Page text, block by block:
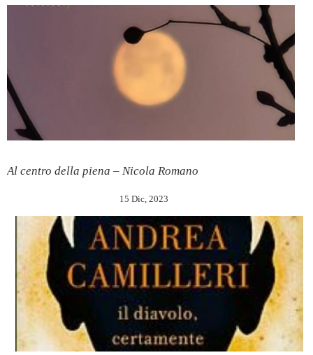
Al centro della piena – Nicola Romano
15 Dic, 2023